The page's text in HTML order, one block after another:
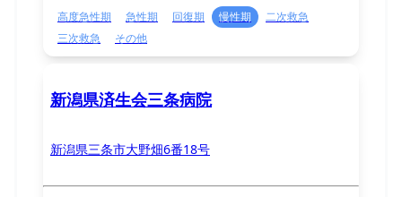
高度急性期 急性期 回復期 慢性期
二次救急
三次救急
その他
新潟県済生会三条病院
新潟県三条市大野畑6番18号